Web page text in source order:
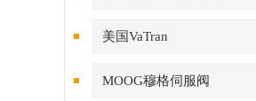
美国VaTran
MOOG穆格伺服阀